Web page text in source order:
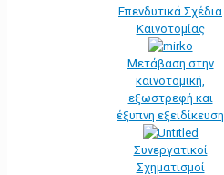
Επενδυτικά Σχέδια
Καινοτομίας
Μετάβαση στην
καινοτομική,
εξωστρεφή και
έξυπνη εξειδίκευση
Συνεργατικοί
Σχηματισμοί